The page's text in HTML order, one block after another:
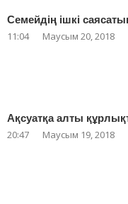
Семейдің ішкі
11:04 Маусым 20, 2018
Ақсуатқа алты
20:47 Маусым 19, 2018